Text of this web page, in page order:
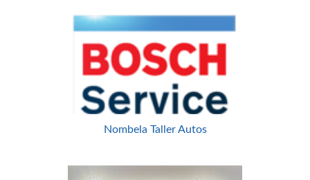
Nombela Taller Autos